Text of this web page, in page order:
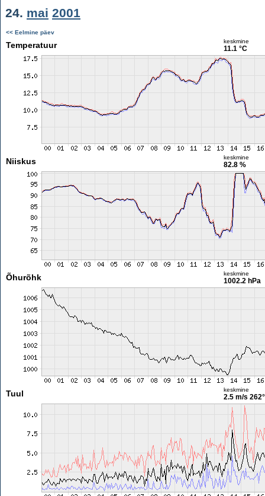
24. mai 2001
<< Eelmine päev
Temperatuur keskmine
11.1 °C
Niiskus keskmine
82.8 %
Õhurõhk keskmine
1002.2 hPa
Tuul keskmine
2.5 m/s 262°